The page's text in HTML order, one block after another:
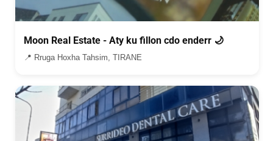
Moon Real Estate - Aty ku fillon cdo enderr 🌙
📍 Rruga Hoxha Tahsim, TIRANE